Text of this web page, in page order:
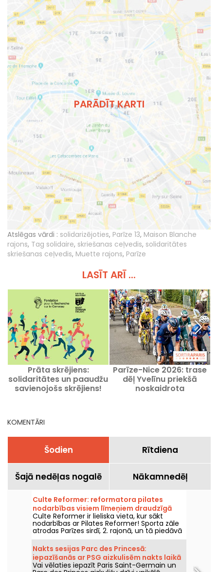
PARĀDĪT KARTI
Atslēgas vārdi : solidarizējoties, Parīze 13, Maison Blanche
rajons, Tag solidaire, skriešanas ceļvedis, solidaritātes
skriešanas ceļvedis, Muette rajons, Parīze
LASĪT ARĪ ...
Prāta skrējiens:
solidaritātes un paaudžu
savienojošs skrējiens!
Parīze-Nice 2026: trase
dēļ Yvelīnu priekšā
noskaidrota
KOMENTĀRI
Šodien Rītdiena
Šajā nedēļas nogalē Nākamnedēļ
Culte Reformer: reformatora pilates
nodarbības visiem līmeņiem draudzīgā
atmosfērā.
Culte Reformer ir lieliska vieta, kur sākt
nodarbības ar Pilates Reformer! Sporta zāle
atrodas Parīzes sirdī, 2. rajonā, un tā piedāvā
dažādu līmeņu Reformer Pilates nodarbības
siltā un viesmīlīgā vidē.
Nakts sesijas Parc des Princesā:
iepazīšanās ar PSG aizkulisēm nakts laikā
un svētku noskaņa ar DJ setiem
Vai vēlaties iepazīt Paris Saint-Germain un